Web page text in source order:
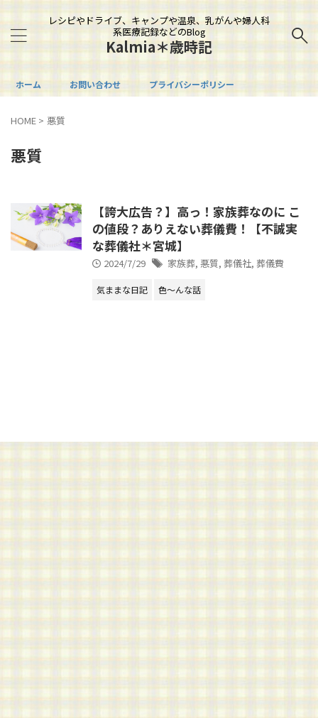
レシピやドライブ、キャンプや温泉、乳がんや婦人科
系医療記録などのBlog
Kalmia＊歳時記
ホーム お問い合わせ プライバシーポリシー
HOME > 悪質
悪質
【誇大広告？】高っ！家族葬なのに こ
の値段？ありえない葬儀費！【不誠実
な葬儀社＊宮城】
2024/7/29 家族葬, 悪質, 葬儀社, 葬儀費
気ままな日記 色～んな話